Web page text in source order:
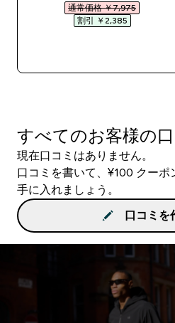
通常価格 ￥7,975‎
割引 ￥2,385‎
すべてのお客様の口
現在口コミはありません。
口コミを書いて、¥100 クーポ
手に入れましょう。
口コミを